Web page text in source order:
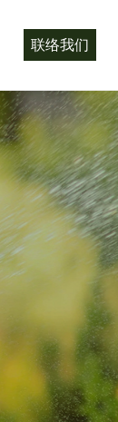
联络我们